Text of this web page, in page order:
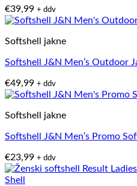
€39,99 + ddv
Softshell jakne
Softshell J&N Men’s Outdoor
€49,99 + ddv
Softshell jakne
Softshell J&N Men’s Promo
€23,99 + ddv